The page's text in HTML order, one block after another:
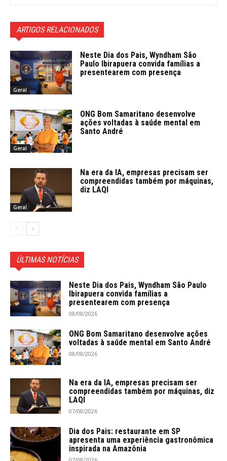
ARTIGOS RELACIONADOS
Geral
Neste Dia dos Pais, Wyndham São
Paulo Ibirapuera convida famílias a
presentearem com presença
Geral
ONG Bom Samaritano desenvolve
ações voltadas à saúde mental em
Santo André
Geral
Na era da IA, empresas precisam ser
compreendidas também por máquinas,
diz LAQI
ÚLTIMAS NOTÍCIAS
Neste Dia dos Pais, Wyndham São Paulo
Ibirapuera convida famílias a
presentearem com presença
08/08/2026
ONG Bom Samaritano desenvolve ações
voltadas à saúde mental em Santo André
08/08/2026
Na era da IA, empresas precisam ser
compreendidas também por máquinas, diz
LAQI
07/08/2026
Dia dos Pais: restaurante em SP
apresenta uma experiência gastronômica
inspirada na Amazônia